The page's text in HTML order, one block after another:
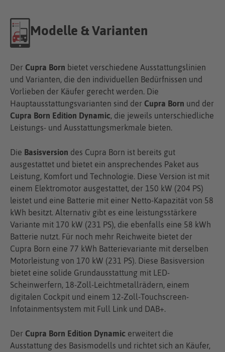
Modelle & Varianten
Der Cupra Born bietet verschiedene Ausstattungslinien
und Varianten, die den individuellen Bedürfnissen und
Vorlieben der Käufer gerecht werden. Die
Hauptausstattungsvarianten sind der Cupra Born und der
Cupra Born Edition Dynamic, die jeweils unterschiedliche
Leistungs- und Ausstattungsmerkmale bieten.
Die Basisversion des Cupra Born ist bereits gut
ausgestattet und bietet ein ansprechendes Paket aus
Leistung, Komfort und Technologie. Diese Version ist mit
einem Elektromotor ausgestattet, der 150 kW (204 PS)
leistet und eine Batterie mit einer Netto-Kapazität von 58
kWh besitzt. Alternativ gibt es eine leistungsstärkere
Variante mit 170 kW (231 PS), die ebenfalls eine 58 kWh
Batterie nutzt. Für noch mehr Reichweite bietet der
Cupra Born eine 77 kWh Batterievariante mit derselben
Motorleistung von 170 kW (231 PS). Diese Basisversion
bietet eine solide Grundausstattung mit LED-
Scheinwerfern, 18-Zoll-Leichtmetallrädern, einem
digitalen Cockpit und einem 12-Zoll-Touchscreen-
Infotainmentsystem mit Full Link und DAB+.
Der Cupra Born Edition Dynamic erweitert die
Ausstattung des Basismodells und richtet sich an Käufer,